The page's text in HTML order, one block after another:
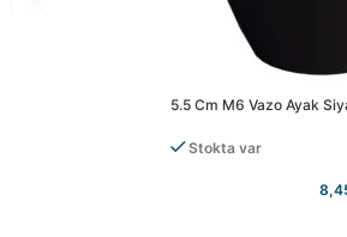
5.5 Cm M6 Vazo Ayak
Stokta var